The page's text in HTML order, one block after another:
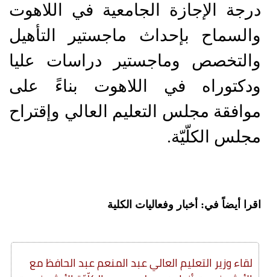
درجة الإجازة الجامعية في اللاهوت
والسماح بإحداث ماجستير التأهيل
والتخصص وماجستير دراسات عليا
ودكتوراه في اللاهوت بناءً على
موافقة مجلس التعليم العالي وإقتراح
مجلس الكلّيّة.
اقرا أيضاً في: أخبار وفعاليات الكلية
لقاء وزير التعليم العالي عبد المنعم عبد الحافظ مع